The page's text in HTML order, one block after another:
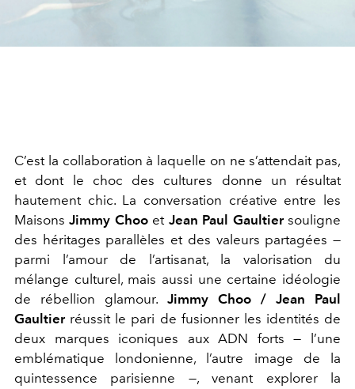
C’est la collaboration à laquelle on ne s’attendait pas,
et dont le choc des cultures donne un résultat
hautement chic. La conversation créative entre les
MaisonsJimmy Chooet Jean Paul Gaultiersouligne
des héritages parallèles et des valeurs partagées —
parmi l’amour de l’artisanat, la valorisation du
mélange culturel, mais aussi une certaine idéologie
de rébellion glamour. Jimmy Choo / Jean Paul
Gaultierréussit le pari de fusionner les identités de
deux marques iconiques aux ADN forts — l’une
emblématique londonienne, l’autre image de la
quintessence parisienne —, venant explorer la